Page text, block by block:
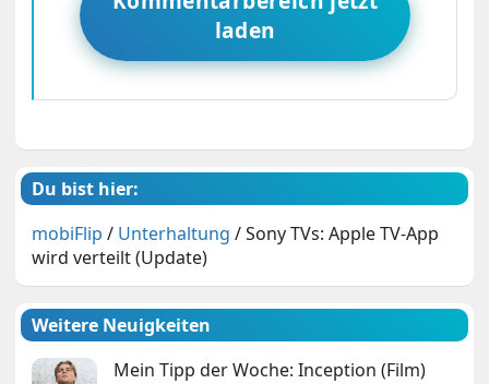
laden
Du bist hier:
mobiFlip / Unterhaltung /Sony TVs: Apple TV-App
wird verteilt (Update)
Weitere Neuigkeiten
Mein Tipp der Woche: Inception (Film)